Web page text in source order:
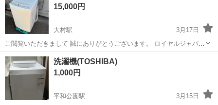
15,000円
大村駅
3月17日
ご閲覧いただきまして 誠にありがとうございます。 ロイヤルジャパン
長崎大村支店でございます。 こちらの商品一点ものです。 早い者勝ち
となっております。 【毎月６日、第４日曜日はイベントを開催してい
る為 当...
長崎 大村市 大村駅
洗濯機(TOSHIBA)
1,000円
平和公園駅
3月15日